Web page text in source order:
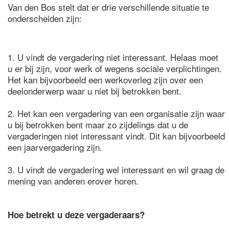
Van den Bos stelt dat er drie verschillende situatie te
onderscheiden zijn:
1. U vindt de vergadering niet interessant. Helaas moet
u er bij zijn, voor werk of wegens sociale verplichtingen.
Het kan bijvoorbeeld een werkoverleg zijn over een
deelonderwerp waar u niet bij betrokken bent.
2. Het kan een vergadering van een organisatie zijn waar
u bij betrokken bent maar zo zijdelings dat u de
vergaderingen niet interessant vindt. Dit kan bijvoorbeeld
een jaarvergadering zijn.
3. U vindt de vergadering wel interessant en wil graag de
mening van anderen erover horen.
Hoe betrekt u deze vergaderaars?